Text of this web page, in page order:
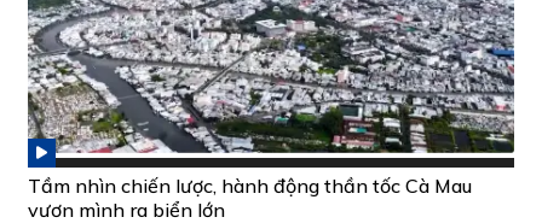
Tầm nhìn chiến lược, hành động thần tốc Cà Mau
vươn mình ra biển lớn